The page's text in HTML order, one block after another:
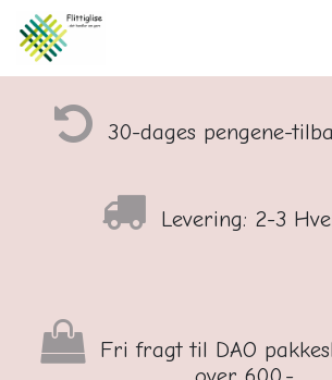
30-dages pengene-
Levering: 2-3
Fri fragt til DAO